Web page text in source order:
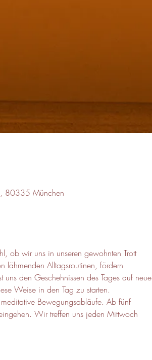
80335 München
ob wir uns in unseren gewohnten Trott
lähmenden Alltagsroutinen, fördern
den Geschehnissen des Tages auf neue
Weise in den Tag zu starten.
Bewegungsabläufe. Ab fünf
Wir treffen uns jeden Mittwoch